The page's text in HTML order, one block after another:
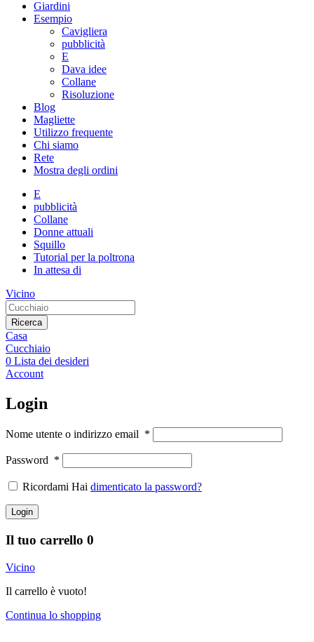
Giardini
Esempio
Cavigliera
pubblicità
E
Dava idee
Collane
Risoluzione
Blog
Magliette
Utilizzo frequente
Chi siamo
Rete
Mostra degli ordini
E
pubblicità
Collane
Donne attuali
Squillo
Tutorial per la poltrona
In attesa di
Vicino
Ricerca
Casa
Cucchiaio
0 Lista dei desideri
Account
Login
Nome utente o indirizzo email *
Password *
Ricordami Hai dimenticato la password?
Login
Il tuo carrello 0
Vicino
Il carrello è vuoto!
Continua lo shopping